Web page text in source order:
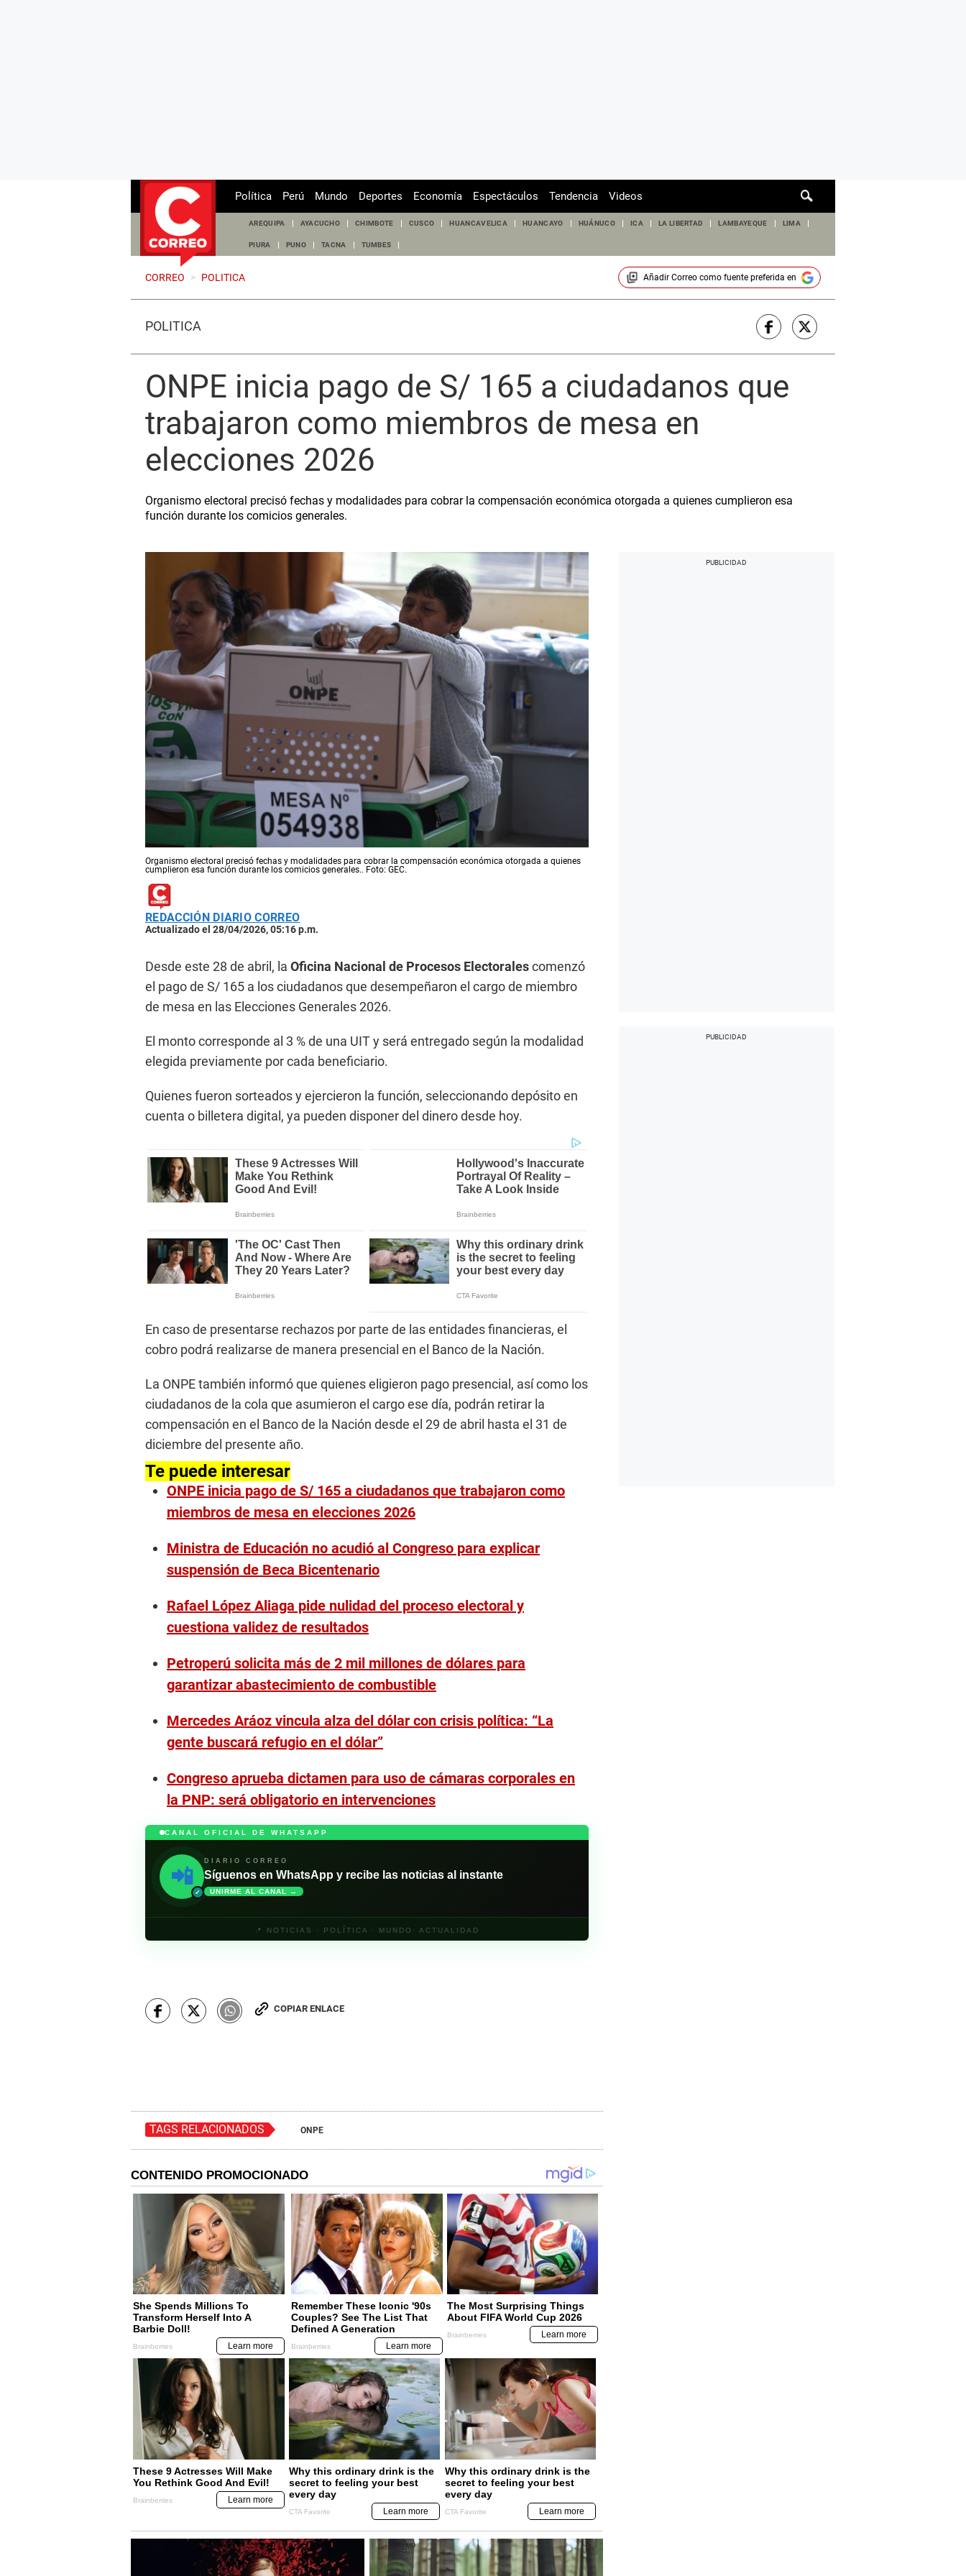
de
Política Perú Mundo Deportes Economía Espectáculos Tendencia Videos
AREQUIPA AYACUCHO CHIMBOTE CUSCO HUANCAVELICA HUANCAYO HUÁNUCO ICA LA LIBERTAD LAMBAYEQUE LIMA
PIURA PUNO TACNA TUMBES
CORREO > POLITICA Añadir Correocomo fuente preferida en
POLÍTICA
ONPE inicia pago de S/ 165 a ciudadanos que
trabajaron como miembros de mesa en
elecciones 2026
Organismo electoral precisó fechas y modalidades para cobrar la compensación económica otorgada a quienes cumplieron esa
función durante los comicios generales.
Organismo electoral precisó fechas y modalidades para cobrar la compensación económica otorgada a quienes
cumplieron esa función durante los comicios generales.. Foto: GEC.
REDACCIÓN DIARIO CORREO
Actualizado el 28/04/2026, 05:16 p.m.
Desde este 28 de abril, la Oficina Nacional de Procesos Electoralescomenzó
el pago de S/ 165 a los ciudadanos que desempeñaron el cargo de miembro
de mesa en las Elecciones Generales 2026.
El monto corresponde al 3 % de una UIT y será entregado según la modalidad
elegida previamente por cada beneficiario.
Quienes fueron sorteados y ejercieron la función, seleccionando depósito en
cuenta o billetera digital, ya pueden disponer del dinero desde hoy.
En caso de presentarse rechazos por parte de las entidades financieras, el
cobro podrá realizarse de manera presencial en el Banco de la Nación.
La ONPE también informó que quienes eligieron pago presencial, así como los
ciudadanos de la cola que asumieron el cargo ese día, podrán retirar la
compensación en el Banco de la Nación desde el 29 de abril hasta el 31 de
diciembre del presente año.
Te puede interesar
ONPE inicia pago de S/ 165 a ciudadanos que trabajaron como
miembros de mesa en elecciones 2026
Ministra de Educación no acudió al Congreso para explicar
suspensión de Beca Bicentenario
Rafael López Aliaga pide nulidad del proceso electoral y
cuestiona validez de resultados
Petroperú solicita más de 2 mil millones de dólares para
garantizar abastecimiento de combustible
Mercedes Aráoz vincula alza del dólar con crisis política: “La
gente buscará refugio en el dólar”
Congreso aprueba dictamen para uso de cámaras corporales en
la PNP: será obligatorio en intervenciones
CANAL OFICIAL DE WHATSAPP
📲
✓
DIARIO CORREO
Síguenos en WhatsApp y recibe las noticias al instante
UNIRME AL CANAL →
📍 NOTICIAS · POLÍTICA · MUNDO· ACTUALIDAD
COPIAR ENLACE
TAGS RELACIONADOS ONPE